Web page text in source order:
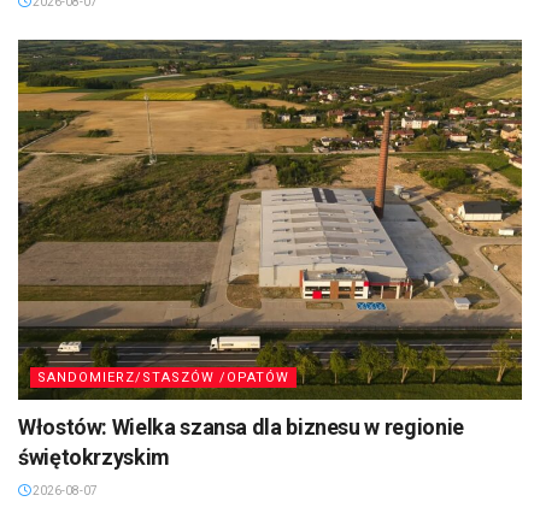
SANDOMIERZ/STASZÓW /OPATÓW
Włostów: Wielka szansa dla biznesu w regionie
świętokrzyskim
2026-08-07